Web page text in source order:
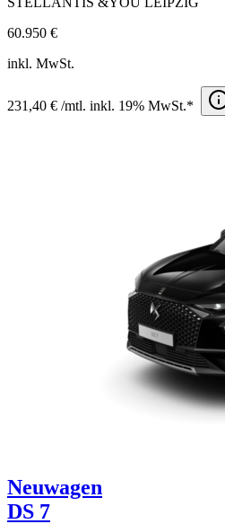
60.950 €
inkl. MwSt.
231,40 € /mtl. inkl. 19% MwSt.*
Neuwagen
DS 7